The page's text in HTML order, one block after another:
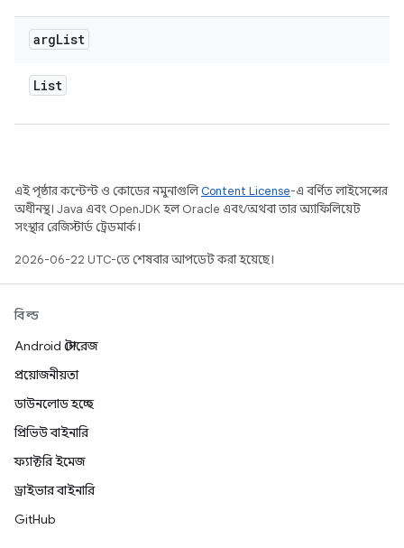
argList
List
এই পৃষ্ঠার কন্টেন্ট ও কোডের নমুনাগুলিContent License-এ বর্ণিত লাইসেন্সের
অধীনস্থ। Java এবং OpenJDK হল Oracle এবং/অথবা তার অ্যাফিলিয়েট
সংস্থার রেজিস্টার্ড ট্রেডমার্ক।
2026-06-22 UTC-তে শেষবার আপডেট করা হয়েছে।
বিল্ড
Android স্টোরেজ
প্রয়োজনীয়তা
ডাউনলোড হচ্ছে
প্রিভিউ বাইনারি
ফ্যাক্টরি ইমেজ
ড্রাইভার বাইনারি
GitHub